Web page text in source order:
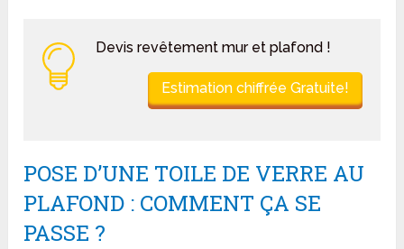
Devis revêtement mur et plafond !
Estimation chiffrée Gratuite!
POSE D’UNE TOILE DE VERRE AU
PLAFOND : COMMENT ÇA SE
PASSE ?